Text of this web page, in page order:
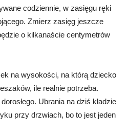
codziennie, w zasięgu ręki
Zmierz zasięg jeszcze
o kilkanaście centymetrów
na wysokości, na którą dziecko
ile realnie potrzeba.
Ubrania na dziś kładzie
przy drzwiach, bo to jest jeden